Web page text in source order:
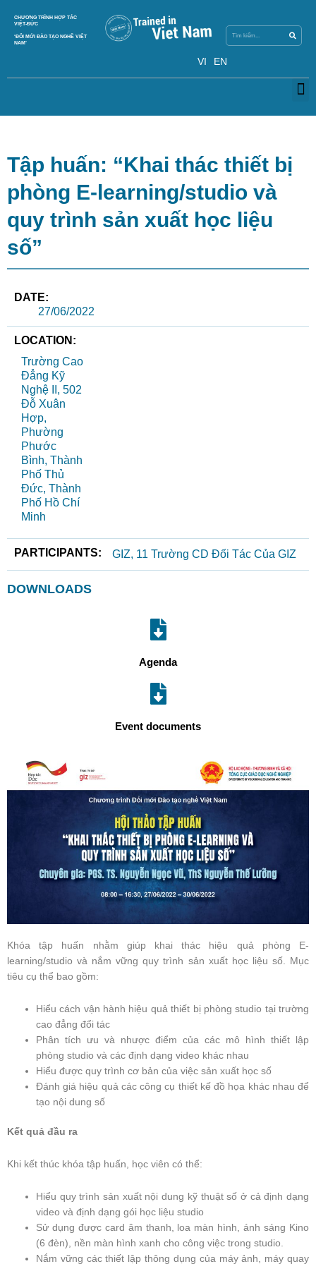
content
CHƯƠNG TRÌNH HỢP TÁC
VIỆT-ĐỨC
‘ĐỔI MỚI ĐÀO TẠO NGHỀ VIỆT
NAM’
VI EN
Tập huấn: “Khai thác thiết bị
phòng E-learning/studio và
quy trình sản xuất học liệu
số”
DATE:
27/06/2022
LOCATION:
Trường Cao
Đẳng Kỹ
Nghệ II, 502
Đỗ Xuân
Hợp,
Phường
Phước
Bình, Thành
Phố Thủ
Đức, Thành
Phố Hồ Chí
Minh
PARTICIPANTS: GIZ, 11 Trường CD Đối Tác Của GIZ
DOWNLOADS
Agenda
Event documents
Khóa tập huấn nhằm giúp khai thác hiệu quả phòng E-
learning/studio và nắm vững quy trình sản xuất học liệu số. Mục
tiêu cụ thể bao gồm:
Hiểu cách vận hành hiệu quả thiết bị phòng studio tại trường
cao đẳng đổi tác
Phân tích ưu và nhược điểm của các mô hình thiết lập
phòng studio và các định dạng video khác nhau
Hiểu được quy trình cơ bản của việc sản xuất học số
Đánh giá hiệu quả các công cụ thiết kế đồ họa khác nhau để
tạo nội dung số
Kết quả đầu ra
Khi kết thúc khóa tập huấn, học viên có thể:
Hiểu quy trình sản xuất nội dung kỹ thuật số ở cả định dạng
video và định dạng gói học liệu studio
Sử dụng được card âm thanh, loa màn hình, ánh sáng Kino
(6 đèn), nền màn hình xanh cho công việc trong studio.
Nắm vững các thiết lập thông dụng của máy ảnh, máy quay